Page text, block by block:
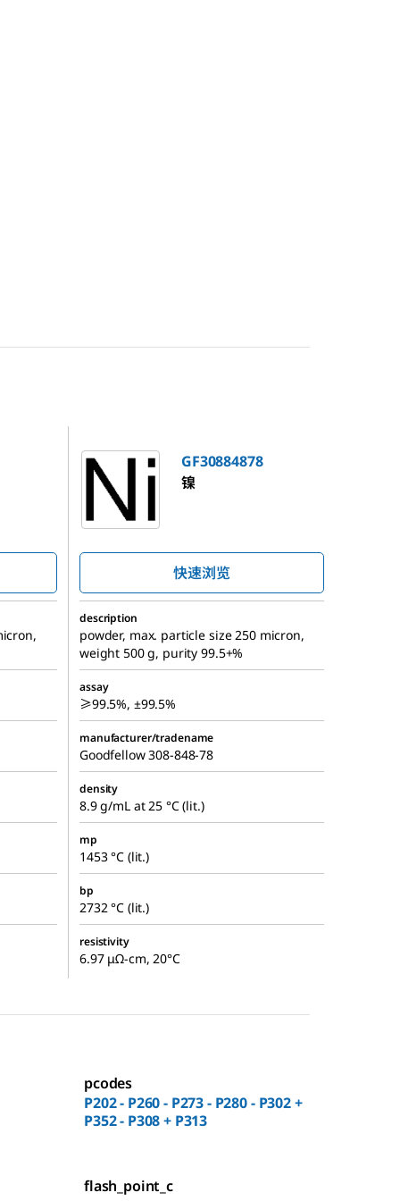
GF30884878
镍
快速浏览
description
powder, max. particle size 250 micron,
weight 500 g, purity 99.5+%
assay
≥99.5%, ±99.5%
manufacturer/tradename
Goodfellow 308-848-78
density
8.9 g/mL at 25 °C (lit.)
mp
1453 °C (lit.)
bp
2732 °C (lit.)
resistivity
6.97 μΩ-cm, 20°C
pcodes
P202 - P260 - P273 - P280 - P302 +
P352 - P308 + P313
flash_point_c